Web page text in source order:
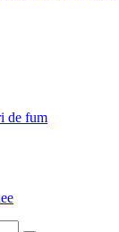
de fum